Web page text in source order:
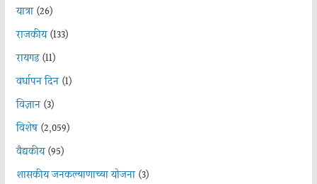
यात्रा(26)
राजकीय(133)
रायगड(11)
वर्धापन दिन(1)
विज्ञान(3)
विशेष(2,059)
वैद्यकीय(95)
शासकीय जनकल्याणाच्या योजना(3)